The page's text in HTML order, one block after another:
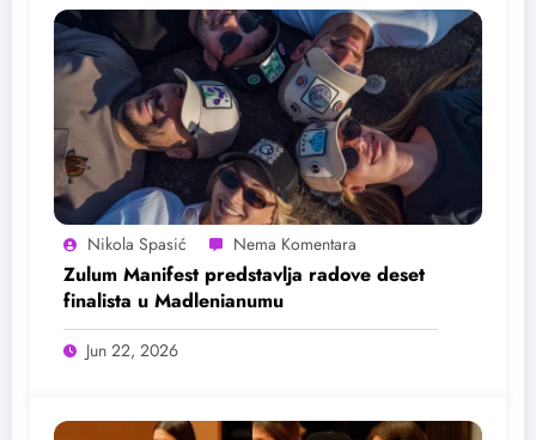
Nikola Spasić
Zulum Manifest predstavlja radove deset
finalista u Madlenianumu
Jun 22, 2026